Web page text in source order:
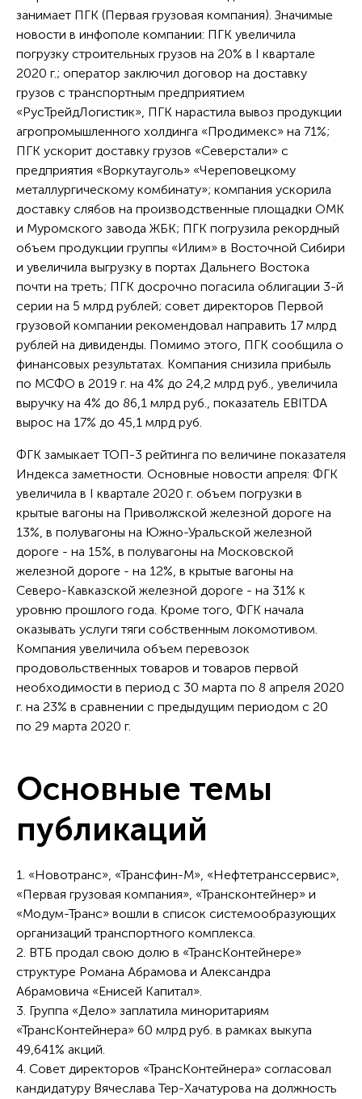
занимает ПГК (Первая грузовая компания). Значимые
новости в инфополе компании: ПГК увеличила
погрузку строительных грузов на 20% в I квартале
2020 г.; оператор заключил договор на доставку
грузов с транспортным предприятием
«РусТрейдЛогистик», ПГК нарастила вывоз продукции
агропромышленного холдинга «Продимекс» на 71%;
ПГК ускорит доставку грузов «Северстали» с
предприятия «Воркутауголь» «Череповецкому
металлургическому комбинату»; компания ускорила
доставку слябов на производственные площадки ОМК
и Муромского завода ЖБК; ПГК погрузила рекордный
объем продукции группы «Илим» в Восточной Сибири
и увеличила выгрузку в портах Дальнего Востока
почти на треть; ПГК досрочно погасила облигации 3-й
серии на 5 млрд рублей; совет директоров Первой
грузовой компании рекомендовал направить 17 млрд
рублей на дивиденды. Помимо этого, ПГК сообщила о
финансовых результатах. Компания снизила прибыль
по МСФО в 2019 г. на 4% до 24,2 млрд руб., увеличила
выручку на 4% до 86,1 млрд руб., показатель EBITDA
вырос на 17% до 45,1 млрд руб.
ФГК замыкает ТОП-3 рейтинга по величине показателя
Индекса заметности. Основные новости апреля: ФГК
увеличила в I квартале 2020 г. объем погрузки в
крытые вагоны на Приволжской железной дороге на
13%, в полувагоны на Южно-Уральской железной
дороге - на 15%, в полувагоны на Московской
железной дороге - на 12%, в крытые вагоны на
Северо-Кавказской железной дороге - на 31% к
уровню прошлого года. Кроме того, ФГК начала
оказывать услуги тяги собственным локомотивом.
Компания увеличила объем перевозок
продовольственных товаров и товаров первой
необходимости в период с 30 марта по 8 апреля 2020
г. на 23% в сравнении с предыдущим периодом с 20
по 29 марта 2020 г.
Основные темы
публикаций
1. «Новотранс», «Трансфин-М», «Нефтетранссервис»,
«Первая грузовая компания», «Трансконтейнер» и
«Модум-Транс» вошли в список системообразующих
организаций транспортного комплекса.
2. ВТБ продал свою долю в «ТрансКонтейнере»
структуре Романа Абрамова и Александра
Абрамовича «Енисей Капитал».
3. Группа «Дело» заплатила миноритариям
«ТрансКонтейнера» 60 млрд руб. в рамках выкупа
49,641% акций.
4. Совет директоров «ТрансКонтейнера» согласовал
кандидатуру Вячеслава Тер-Хачатурова на должность